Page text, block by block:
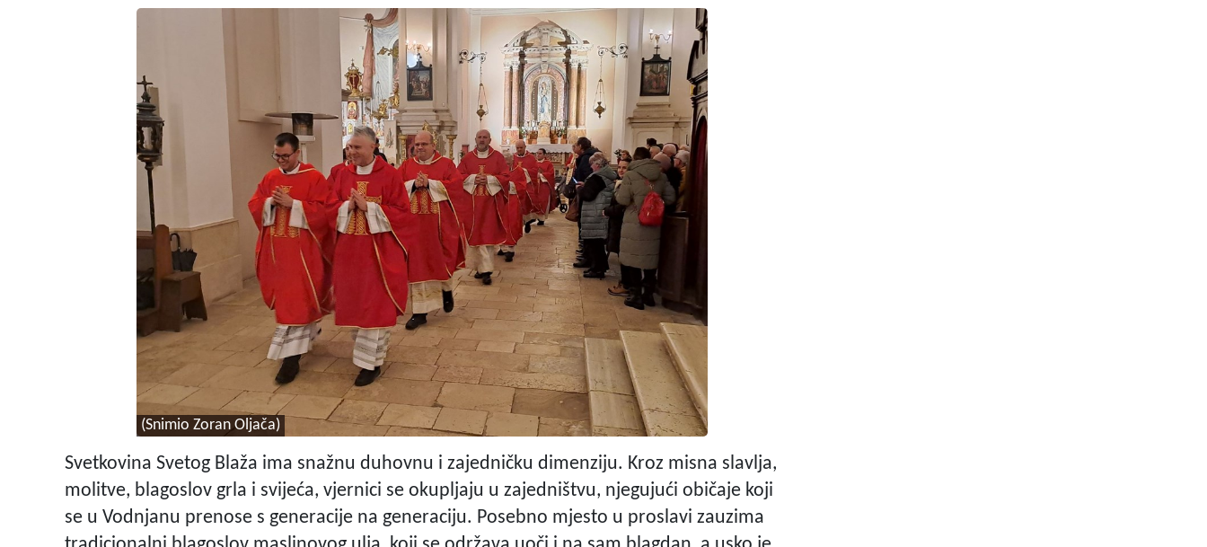
(Snimio Zoran Oljača)
Svetkovina Svetog Blaža ima snažnu duhovnu i zajedničku dimenziju. Kroz misna slavlja,
molitve, blagoslov grla i svijeća, vjernici se okupljaju u zajedništvu, njegujući običaje koji
se u Vodnjanu prenose s generacije na generaciju. Posebno mjesto u proslavi zauzima